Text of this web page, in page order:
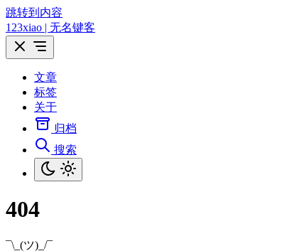
跳转到内容
123xiao | 无名键客
文章
标签
关于
归档
搜索
404
¯\_(ツ)_/¯